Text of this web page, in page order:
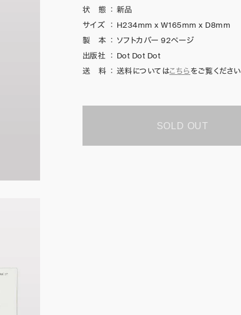
状 態 ： 新品
サイズ
： H234mm x W165mm x D8mm
製 本 ： ソフトカバー 92ページ
出版社 ： Dot Dot Dot
送 料 ： 送料についてはこちらをご覧ください
SOLD OUT